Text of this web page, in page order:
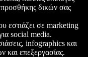
δικών σας
εστιάζει σε marketing
social media.
infographics και
και επεξεργασίας.